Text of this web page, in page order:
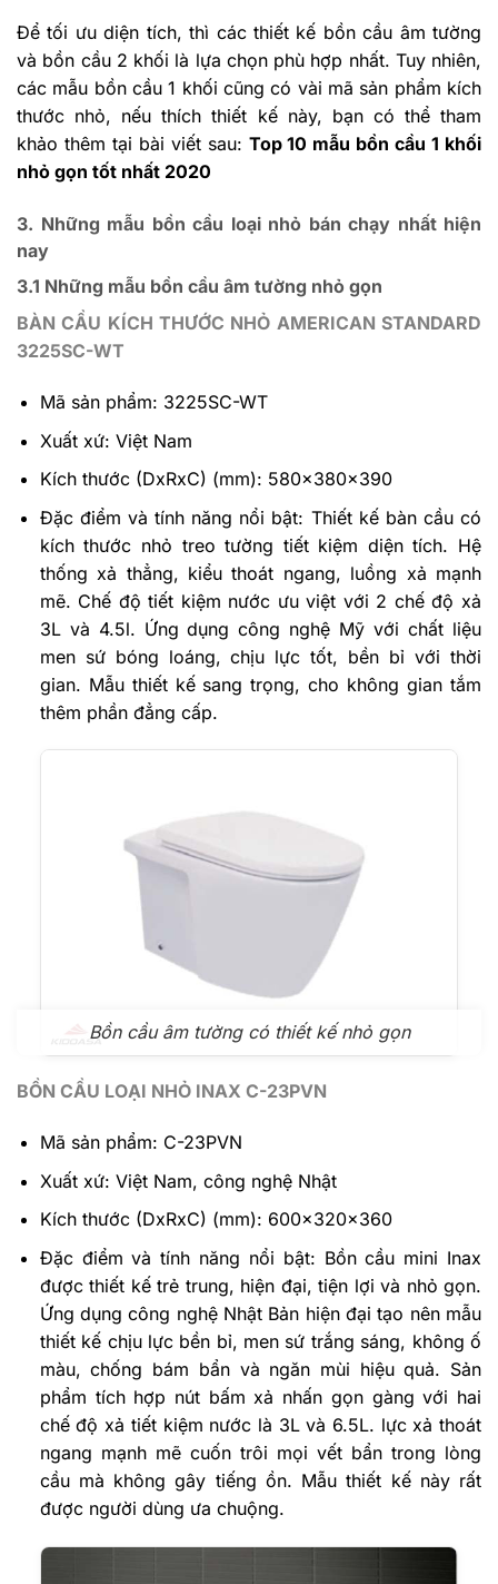
Để tối ưu diện tích, thì các thiết kế bồn cầu âm tường
và bồn cầu 2 khối là lựa chọn phù hợp nhất. Tuy nhiên,
các mẫu bồn cầu 1 khối cũng có vài mã sản phẩm kích
thước nhỏ, nếu thích thiết kế này, bạn có thể tham
khảo thêm tại bài viết sau: Top 10 mẫu bồn cầu 1 khối
nhỏ gọn tốt nhất 2020
3. Những mẫu bồn cầu loại nhỏ bán chạy nhất hiện
nay
3.1 Những mẫu bồn cầu âm tường nhỏ gọn
BÀN CẦU KÍCH THƯỚC NHỎ AMERICAN STANDARD
3225SC-WT
Mã sản phẩm: 3225SC-WT
Xuất xứ: Việt Nam
Kích thước (DxRxC) (mm): 580x380x390
Đặc điểm và tính năng nổi bật: Thiết kế bàn cầu có
kích thước nhỏ treo tường tiết kiệm diện tích. Hệ
thống xả thẳng, kiểu thoát ngang, luồng xả mạnh
mẽ. Chế độ tiết kiệm nước ưu việt với 2 chế độ xả
3L và 4.5l. Ứng dụng công nghệ Mỹ với chất liệu
men sứ bóng loáng, chịu lực tốt, bền bỉ với thời
gian. Mẫu thiết kế sang trọng, cho không gian tắm
thêm phần đẳng cấp.
Bồn cầu âm tường có thiết kế nhỏ gọn
BỒN CẦU LOẠI NHỎ INAX C-23PVN
Mã sản phẩm: C-23PVN
Xuất xứ: Việt Nam, công nghệ Nhật
Kích thước (DxRxC) (mm): 600x320x360
Đặc điểm và tính năng nổi bật: Bồn cầu mini Inax
được thiết kế trẻ trung, hiện đại, tiện lợi và nhỏ gọn.
Ứng dụng công nghệ Nhật Bản hiện đại tạo nên mẫu
thiết kế chịu lực bền bỉ, men sứ trắng sáng, không ố
màu, chống bám bẩn và ngăn mùi hiệu quả. Sản
phẩm tích hợp nút bấm xả nhấn gọn gàng với hai
chế độ xả tiết kiệm nước là 3L và 6.5L. lực xả thoát
ngang mạnh mẽ cuốn trôi mọi vết bẩn trong lòng
cầu mà không gây tiếng ồn. Mẫu thiết kế này rất
được người dùng ưa chuộng.